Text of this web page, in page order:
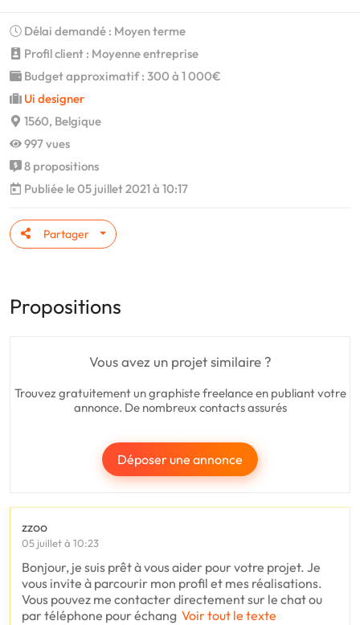
Délai demandé : Moyen terme
Profil client : Moyenne entreprise
Budget approximatif : 300 à 1 000€
Ui designer
1560, Belgique
997 vues
8 propositions
Publiée le 05 juillet 2021 à 10:17
Partager
Propositions
Vous avez un projet similaire ?
Trouvez gratuitement un graphiste freelance en publiant votre
annonce. De nombreux contacts assurés
Déposer une annonce
zzoo
05 juillet à 10:23
Bonjour, je suis prêt à vous aider pour votre projet. Je
vous invite à parcourir mon profil et mes réalisations.
Vous pouvez me contacter directement sur le chat ou
par téléphone pour échang Voir tout le texte